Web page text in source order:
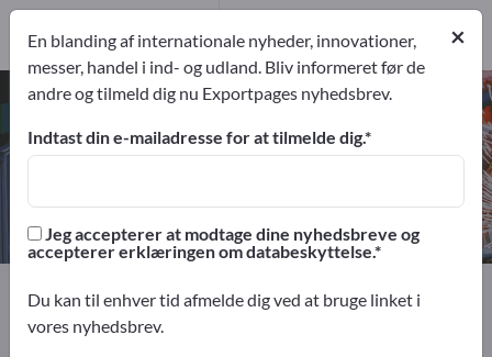
Emballeringsmaskiner – find
producenter og leverandører
27
27
Exportpages
Maskiner & anlæg
Emballeringsmaskiner
×
En blanding af internationale nyheder, innovationer,
messer, handel i ind- og udland. Bliv informeret før de
andre og tilmeld dig nu Exportpages nyhedsbrev.
Indtast din e-mailadresse for at tilmelde dig.
Jeg accepterer at modtage dine nyhedsbreve og
accepterer erklæringen om databeskyttelse.
Du kan til enhver tid afmelde dig ved at bruge linket i
vores nyhedsbrev.